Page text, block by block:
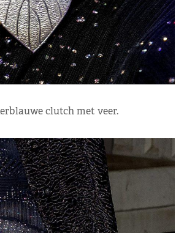
clutch met veer.